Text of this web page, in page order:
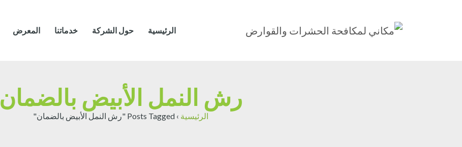
الرئيسية حول الشركة خدماتنا المعرض
رش النمل الأبيض بالضمان
الرئيسية ›Posts Tagged "رش النمل الأبيض بالضمان"